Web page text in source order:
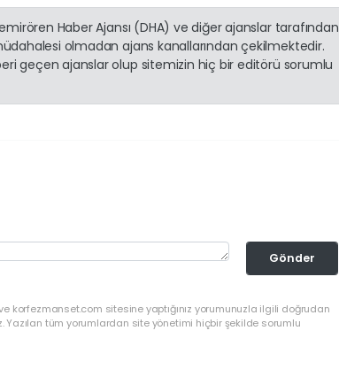
Haber Ajansı (DHA) ve diğer ajanslar tarafından
olmadan ajans kanallarından çekilmektedir.
geçen ajanslar olup sitemizin hiç bir editörü sorumlu
Gönder
korfezmanset.com sitesine yaptığınız yorumunuzla ilgili doğrudan
Yazılan tüm yorumlardan site yönetimi hiçbir şekilde sorumlu